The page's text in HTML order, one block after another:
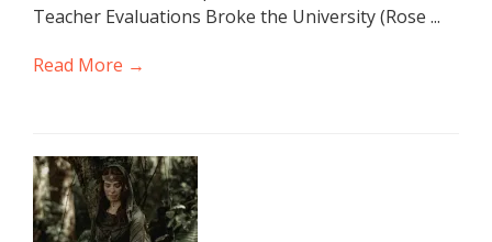
Teacher Evaluations Broke the University (Rose ...
Read More →